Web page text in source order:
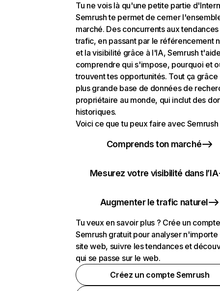
Tu ne vois là qu'une petite partie
Semrush te permet de cerner
marché. Des concurrents aux
trafic, en passant par le référencement
et la visibilité grâce à l'IA, Semrush
comprendre qui s'impose, pourquoi et
trouvent tes opportunités. Tout ça grâce
plus grande base de données de
propriétaire au monde, qui inclut des
historiques.
Voici ce que tu peux faire avec Semrush
Comprends ton marché
Mesurez votre visibilité dans l’IA
Augmenter le trafic naturel
Tu veux en savoir plus ? Crée un compte
Semrush gratuit pour analyser n'importe
site web, suivre les tendances et
qui se passe sur le web.
Créez un compte Semrush